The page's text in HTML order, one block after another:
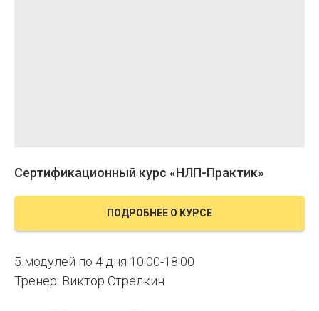
Сертификационный курс «НЛП-Практик»
ПОДРОБНЕЕ О КУРСЕ
5 модулей по 4 дня 10:00-18:00
Тренер: Виктор Стрелкин